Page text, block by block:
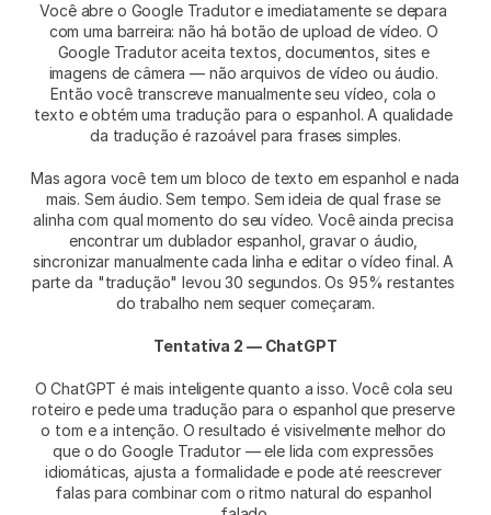
Você abre o Google Tradutor e imediatamente se depara
com uma barreira: não há botão de upload de vídeo. O
Google Tradutor aceita textos, documentos, sites e
imagens de câmera — não arquivos de vídeo ou áudio.
Então você transcreve manualmente seu vídeo, cola o
texto e obtém uma tradução para o espanhol. A qualidade
da tradução é razoável para frases simples.
Mas agora você tem um bloco de texto em espanhol e nada
mais. Sem áudio. Sem tempo. Sem ideia de qual frase se
alinha com qual momento do seu vídeo. Você ainda precisa
encontrar um dublador espanhol, gravar o áudio,
sincronizar manualmente cada linha e editar o vídeo final. A
parte da "tradução" levou 30 segundos. Os 95% restantes
do trabalho nem sequer começaram.
Tentativa 2 — ChatGPT
O ChatGPT é mais inteligente quanto a isso. Você cola seu
roteiro e pede uma tradução para o espanhol que preserve
o tom e a intenção. O resultado é visivelmente melhor do
que o do Google Tradutor — ele lida com expressões
idiomáticas, ajusta a formalidade e pode até reescrever
falas para combinar com o ritmo natural do espanhol